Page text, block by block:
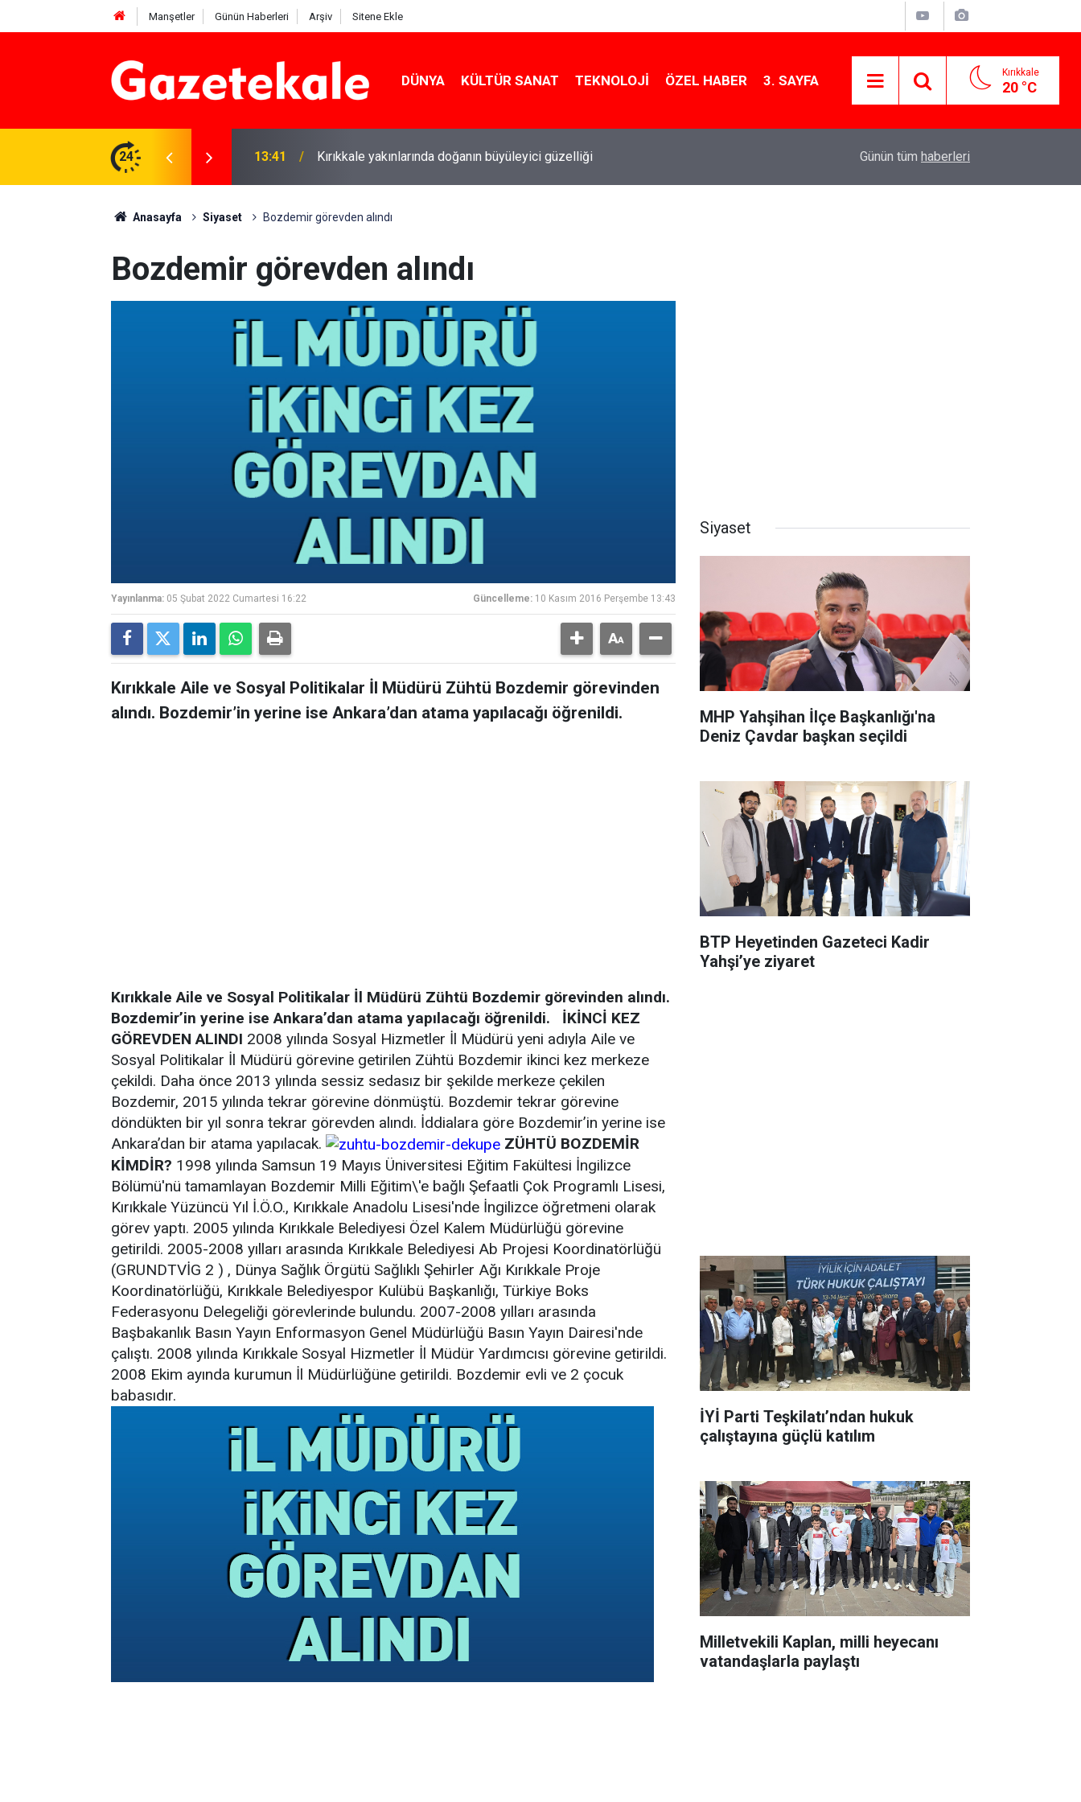
Manşetler Günün Haberleri Arşiv Sitene Ekle
DÜNYA KÜLTÜR SANAT TEKNOLOJI ÖZEL HABER 3. SAYFA Kırıkkale
20 °C
24 12:26 Kırıkkale Çalılıöz Mahallesi'nde altyapı çalışmaları tamamlandı Kırıkkale’de bugün vefat edenler: 6 Ağustos
Günün tüm haberleri
Anasayfa Siyaset Bozdemir görevden alındı
Bozdemir görevden alındı
Yayınlanma: 05 Şubat 2022 Cumartesi 16:22 Güncelleme: 10 Kasım 2016 Perşembe 13:43
Kırıkkale Aile ve Sosyal Politikalar İl Müdürü Zühtü Bozdemir görevinden
alındı. Bozdemir’in yerine ise Ankara’dan atama yapılacağı öğrenildi.
Kırıkkale Aile ve Sosyal Politikalar İl Müdürü Zühtü Bozdemir görevinden alındı.
Bozdemir’in yerine ise Ankara’dan atama yapılacağı öğrenildi.
İKİNCİ KEZ
GÖREVDEN ALINDI 2008 yılında Sosyal Hizmetler İl Müdürü yeni adıyla Aile ve
Sosyal Politikalar İl Müdürü görevine getirilen Zühtü Bozdemir ikinci kez merkeze
çekildi. Daha önce 2013 yılında sessiz sedasız bir şekilde merkeze çekilen
Bozdemir, 2015 yılında tekrar görevine dönmüştü. Bozdemir tekrar görevine
döndükten bir yıl sonra tekrar görevden alındı. İddialara göre Bozdemir’in yerine ise
Ankara’dan bir atama yapılacak.
ZÜHTÜ BOZDEMİR
KİMDİR? 1998 yılında Samsun 19 Mayıs Üniversitesi Eğitim Fakültesi İngilizce
Bölümü'nü tamamlayan Bozdemir Milli Eğitim\'e bağlı Şefaatli Çok Programlı Lisesi,
Kırıkkale Yüzüncü Yıl İ.Ö.O., Kırıkkale Anadolu Lisesi'nde İngilizce öğretmeni olarak
görev yaptı. 2005 yılında Kırıkkale Belediyesi Özel Kalem Müdürlüğü görevine
getirildi. 2005-2008 yılları arasında Kırıkkale Belediyesi Ab Projesi Koordinatörlüğü
(GRUNDTVİG 2 ) , Dünya Sağlık Örgütü Sağlıklı Şehirler Ağı Kırıkkale Proje
Koordinatörlüğü, Kırıkkale Belediyespor Kulübü Başkanlığı, Türkiye Boks
Federasyonu Delegeliği görevlerinde bulundu. 2007-2008 yılları arasında
Başbakanlık Basın Yayın Enformasyon Genel Müdürlüğü Basın Yayın Dairesi'nde
çalıştı. 2008 yılında Kırıkkale Sosyal Hizmetler İl Müdür Yardımcısı görevine getirildi.
2008 Ekim ayında kurumun İl Müdürlüğüne getirildi. Bozdemir evli ve 2 çocuk
babasıdır.
Siyaset
MHP Yahşihan İlçe Başkanlığı'na
Deniz Çavdar başkan seçildi
BTP Heyetinden Gazeteci Kadir
Yahşi’ye ziyaret
İYİ Parti Teşkilatı’ndan hukuk
çalıştayına güçlü katılım
Milletvekili Kaplan, milli heyecanı
vatandaşlarla paylaştı